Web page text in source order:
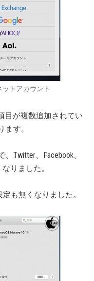
ットアカウント
目が複数追加されてい
す。
Twitter、Facebook、
りました。
も無くなりました。